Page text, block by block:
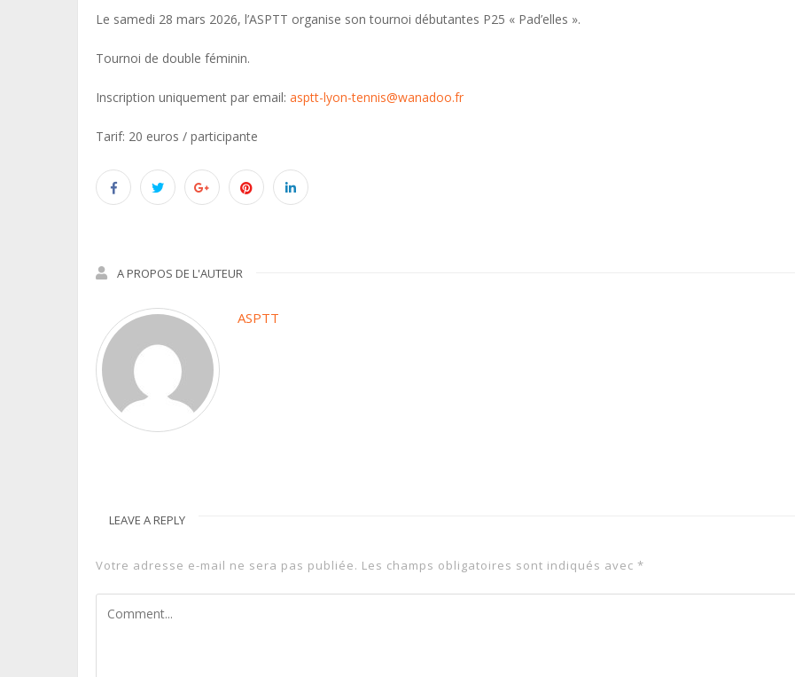
Le samedi 28 mars 2026, l’ASPTT organise son tournoi débutantes P25 « Pad’elles ».
Tournoi de double féminin.
Inscription uniquement par email: asptt-lyon-tennis@wanadoo.fr
Tarif: 20 euros / participante
A PROPOS DE L'AUTEUR
ASPTT
LEAVE A REPLY
Votre adresse e-mail ne sera pas publiée. Les champs obligatoires sont indiqués avec *